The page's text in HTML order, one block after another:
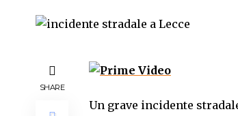
SHARE
Un grave incidente